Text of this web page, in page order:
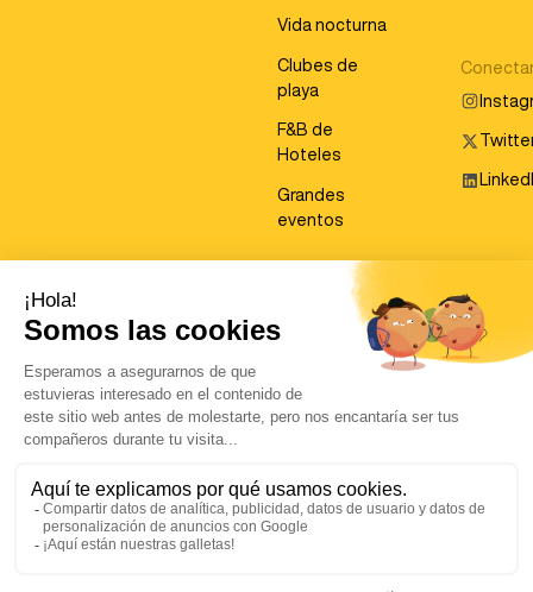
Vida nocturna
Clubes de
playa
F&B de
Hoteles
Grandes
eventos
©2026Covermanager. Todos los derechos reservados.
Aviso legal
Política de privacidad